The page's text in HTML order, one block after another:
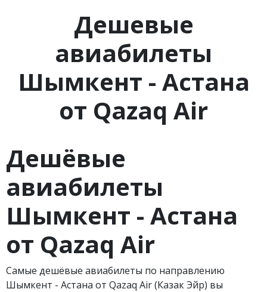
Дешевые
авиабилеты
Шымкент - Астана
от Qazaq Air
Дешёвые
авиабилеты
Шымкент - Астана
от Qazaq Air
Самые дешёвые авиабилеты по направлению
Шымкент - Астана от Qazaq Air (Казак Эйр) вы